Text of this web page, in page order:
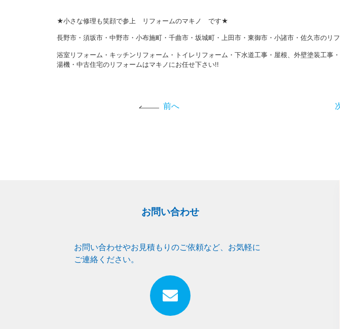
★小さな修理も笑顔で参上 リフォームのマキノ です★
長野市・須坂市・中野市・小布施町・千曲市・坂城町・上田市・東御市・小諸市・佐久市のリ
浴室リフォーム・キッチンリフォーム・トイレリフォーム・下水道工事・屋根、外壁塗装工事
湯機・中古住宅のリフォームはマキノにお任せ下さい!!
前へ
お問い合わせ
お問い合わせやお見積もりのご依頼など、お気軽に
ご連絡ください。